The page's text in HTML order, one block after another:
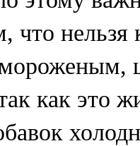
что нельзя
как это